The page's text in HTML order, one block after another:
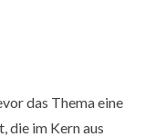
das Thema eine
die im Kern aus